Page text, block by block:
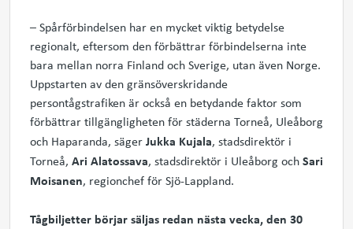
– Spårförbindelsen har en mycket viktig betydelse
regionalt, eftersom den förbättrar förbindelserna inte
bara mellan norra Finland och Sverige, utan även Norge.
Uppstarten av den gränsöverskridande
persontågstrafiken är också en betydande faktor som
förbättrar tillgängligheten för städerna Torneå, Uleåborg
och Haparanda, sägerJukka Kujala, stadsdirektör i
Torneå, Ari Alatossava, stadsdirektör i Uleåborg ochSari
Moisanen, regionchef för Sjö-Lappland.
Tågbiljetter börjar säljas redan nästa vecka, den 30